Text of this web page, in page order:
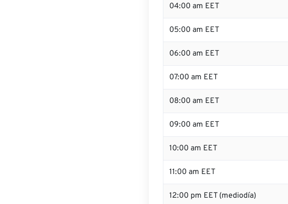
04:00 am EET
05:00 am EET
06:00 am EET
07:00 am EET
08:00 am EET
09:00 am EET
10:00 am EET
11:00 am EET
12:00 pm EET (mediodía)